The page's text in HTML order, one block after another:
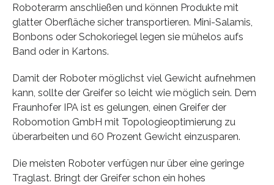
Roboterarm anschließen und können Produkte mit
glatter Oberfläche sicher transportieren. Mini-Salamis,
Bonbons oder Schokoriegel legen sie mühelos aufs
Band oder in Kartons.
Damit der Roboter möglichst viel Gewicht aufnehmen
kann, sollte der Greifer so leicht wie möglich sein. Dem
Fraunhofer IPA ist es gelungen, einen Greifer der
Robomotion GmbH mit Topologieoptimierung zu
überarbeiten und 60 Prozent Gewicht einzusparen.
Die meisten Roboter verfügen nur über eine geringe
Traglast. Bringt der Greifer schon ein hohes